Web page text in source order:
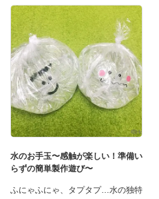
水のお手玉〜感触が楽しい！準備い
らずの簡単製作遊び〜
ふにゃふにゃ、タプタプ…水の独特